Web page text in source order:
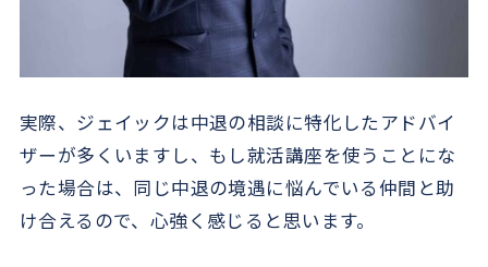
実際、ジェイックは中退の相談に特化したアドバイ
ザーが多くいますし、もし就活講座を使うことにな
った場合は、同じ中退の境遇に悩んでいる仲間と助
け合えるので、心強く感じると思います。